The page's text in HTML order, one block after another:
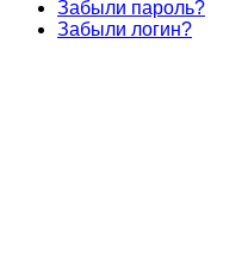
Забыли пароль?
Забыли логин?